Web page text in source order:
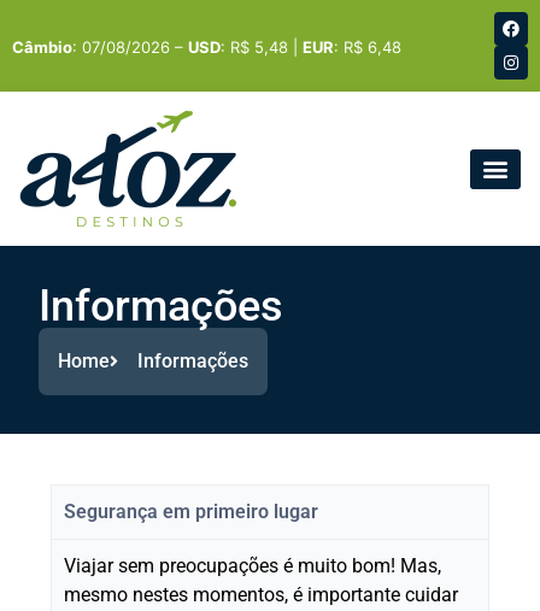
Câmbio: 07/08/2026 – USD: R$ 5,48 | EUR: R$ 6,48
Informações
Home Informações
Segurança em primeiro lugar
Viajar sem preocupações é muito bom! Mas,
mesmo nestes momentos, é importante cuidar